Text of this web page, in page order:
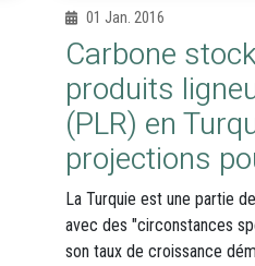
01 Jan. 2016
Carbone
produits
(PLR) en
projections
La Turquie est une partie
avec des "circonstances
son taux de croissance